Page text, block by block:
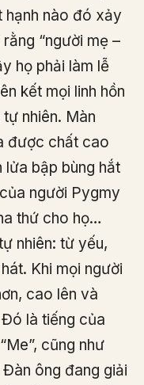
hạnh nào đó xảy
“người mẹ –
họ phải làm lễ
kết mọi linh hồn
nhiên. Màn
được chất cao
lửa bập bùng hắt
người Pygmy
thứ cho họ…
nhiên: từ yếu,
Khi mọi người
cao lên và
là tiếng của
cũng như
ông đang giải